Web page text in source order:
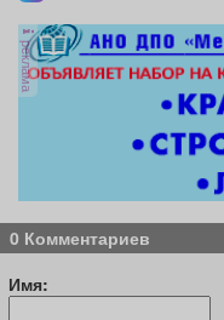
реклама
0 Комментариев
Имя: